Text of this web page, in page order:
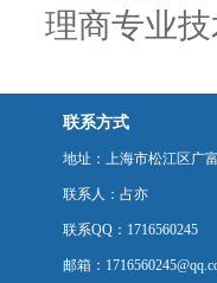
理商专业
联系方式
地址：上海市松江区广
联系人：占亦
联系QQ：1716560245
邮箱：